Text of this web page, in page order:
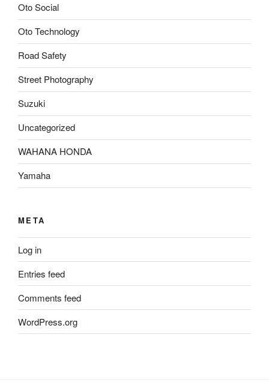
Oto Social
Oto Technology
Road Safety
Street Photography
Suzuki
Uncategorized
WAHANA HONDA
Yamaha
META
Log in
Entries feed
Comments feed
WordPress.org